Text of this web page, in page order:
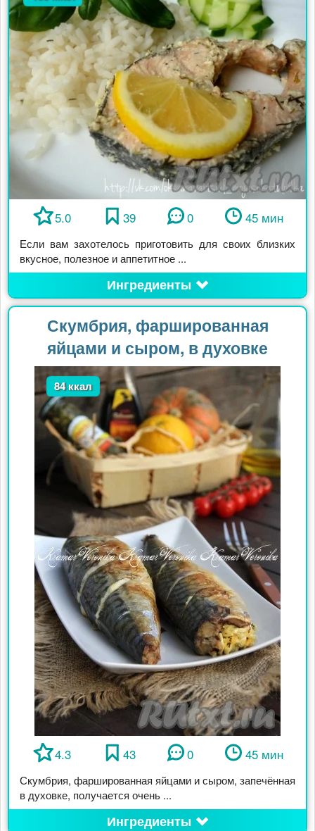
5.0 39 0 45 мин
Если вам захотелось приготовить для своих близких
вкусное, полезное и аппетитное ...
Ингредиенты
Скумбрия, фаршированная
яйцами и сыром, в духовке
84 ккал
4.3 43 0 45 мин
Скумбрия, фаршированная яйцами и сыром, запечённая
в духовке, получается очень ...
Ингредиенты